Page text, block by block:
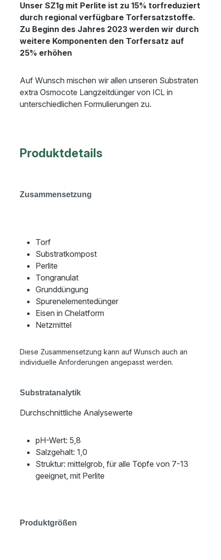
Unser SZ1g mit Perlite ist zu 15% torfreduziert
durch regional verfügbare Torfersatzstoffe.
Zu Beginn des Jahres 2023 werden wir durch
weitere Komponenten den Torfersatz auf
25% erhöhen
Auf Wunsch mischen wir allen unseren Substraten
extra Osmocote Langzeitdünger von ICL in
unterschiedlichen Formulierungen zu.
Produktdetails
Zusammensetzung
Torf
Substratkompost
Perlite
Tongranulat
Grunddüngung
Spurenelementedünger
Eisen in Chelatform
Netzmittel
Diese Zusammensetzung kann auf Wunsch auch an
individuelle Anforderungen angepasst werden.
Substratanalytik
Durchschnittliche Analysewerte
pH-Wert: 5,8
Salzgehalt: 1,0
Struktur: mittelgrob, für alle Töpfe von 7-13
geeignet, mit Perlite
Produktgrößen